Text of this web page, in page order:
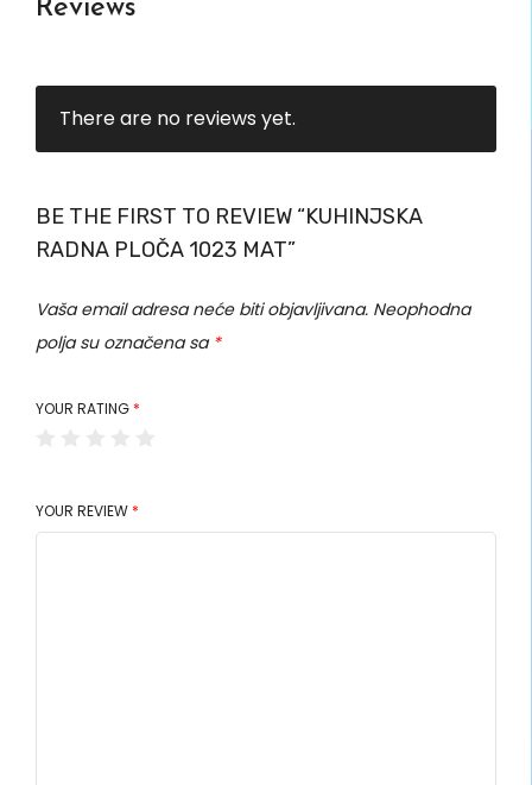
Reviews
There are no reviews yet.
BE THE FIRST TO REVIEW “KUHINJSKA
RADNA PLOČA 1023 MAT”
Vaša email adresa neće biti objavljivana. Neophodna
polja su označena sa *
YOUR RATING *
YOUR REVIEW *